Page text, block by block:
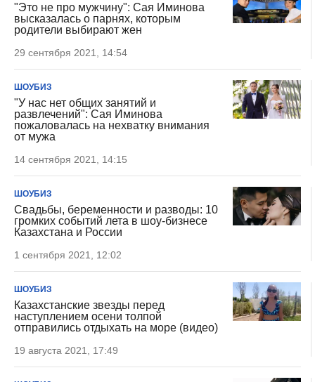
"Это не про мужчину": Сая Иминова
высказалась о парнях, которым
родители выбирают жен
29 сентября 2021, 14:54
ШОУБИЗ
"У нас нет общих занятий и
развлечений": Сая Иминова
пожаловалась на нехватку внимания
от мужа
14 сентября 2021, 14:15
ШОУБИЗ
Свадьбы, беременности и разводы: 10
громких событий лета в шоу-бизнесе
Казахстана и России
1 сентября 2021, 12:02
ШОУБИЗ
Казахстанские звезды перед
наступлением осени толпой
отправились отдыхать на море (видео)
19 августа 2021, 17:49